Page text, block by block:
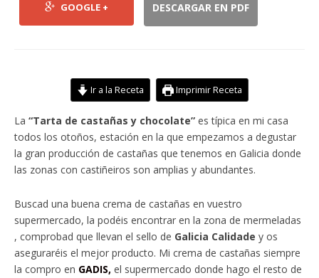
GOOGLE + DESCARGAR EN PDF
Ir a la Receta Imprimir Receta
La “Tarta de castañas y chocolate” es típica en mi casa
todos los otoños, estación en la que empezamos a degustar
la gran producción de castañas que tenemos en Galicia donde
las zonas con castiñeiros son amplias y abundantes.
Buscad una buena crema de castañas en vuestro
supermercado, la podéis encontrar en la zona de mermeladas
, comprobad que llevan el sello de Galicia Calidade y os
aseguraréis el mejor producto. Mi crema de castañas siempre
la compro en GADIS, el supermercado donde hago el resto de